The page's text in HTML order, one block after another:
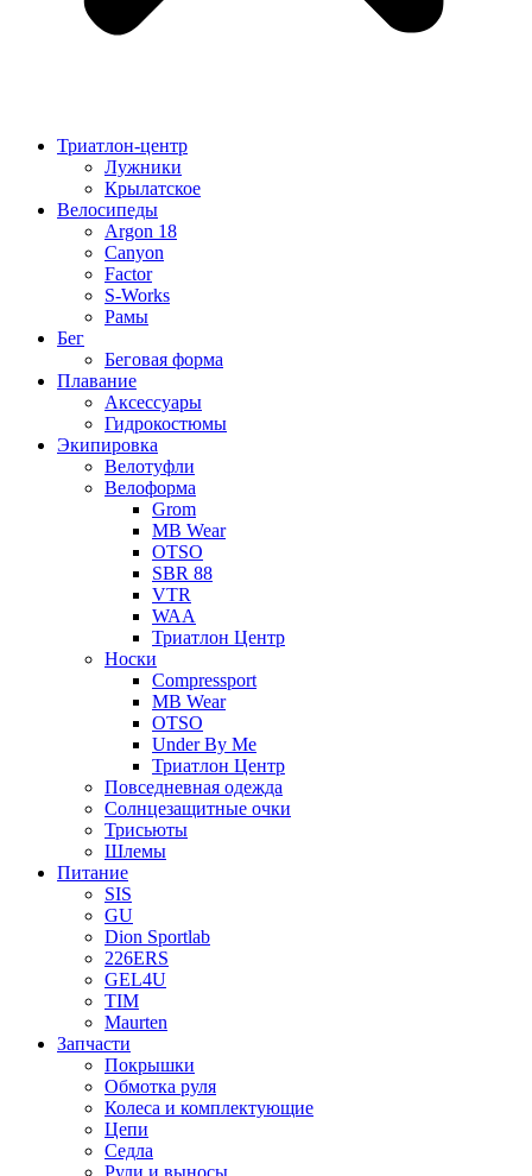
Триатлон-центр
Лужники
Крылатское
Велосипеды
Argon 18
Canyon
Factor
S-Works
Рамы
Бег
Беговая форма
Плавание
Аксессуары
Гидрокостюмы
Экипировка
Велотуфли
Велоформа
Grom
MB Wear
OTSO
SBR 88
VTR
WAA
Триатлон Центр
Носки
Compressport
MB Wear
OTSO
Under By Me
Триатлон Центр
Повседневная одежда
Солнцезащитные очки
Трисьюты
Шлемы
Питание
SIS
GU
Dion Sportlab
226ERS
GEL4U
TIM
Maurten
Запчасти
Покрышки
Обмотка руля
Колеса и комплектующие
Цепи
Седла
Рули и выносы